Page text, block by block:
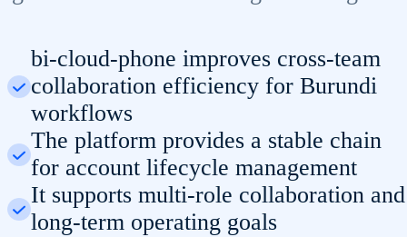
bi-cloud-phone improves cross-team
collaboration efficiency for Burundi
workflows
The platform provides a stable chain
for account lifecycle management
It supports multi-role collaboration and
long-term operating goals